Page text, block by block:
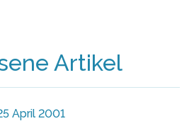
Artikel
April 2001